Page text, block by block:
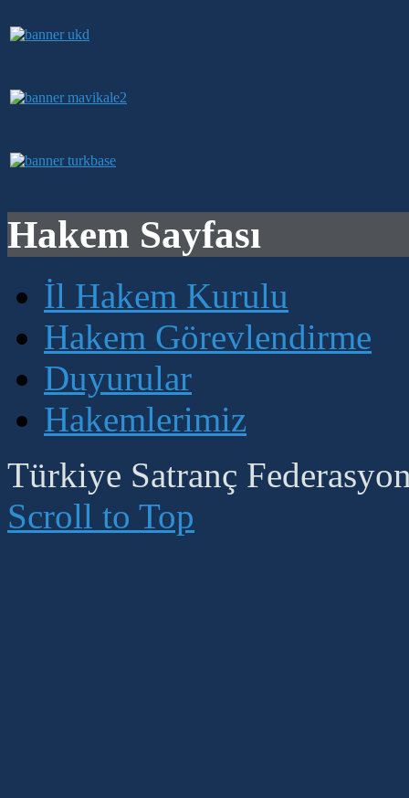
Hakem Sayfası
İl Hakem Kurulu
Hakem Görevlendirme
Duyurular
Hakemlerimiz
Türkiye Satranç
Scroll to Top